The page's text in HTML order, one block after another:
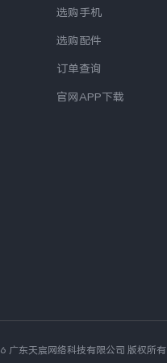
选购手机
选购配件
订单查询
官网APP下载
东天宸网络科技有限公司 版权所有